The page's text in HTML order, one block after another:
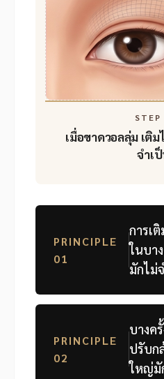
STEP
เมื่อขาดวอลลุ่ม เติ
จำเ
PRINCIPLE
01
การเ
ในบา
มักไม่
PRINCIPLE
02
บางค
ปรับก
ใหญ่มั